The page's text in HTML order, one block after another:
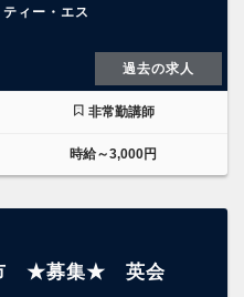
ィー・エス
過去の求人
非常勤講師
時給～3,000円
市 ★募集★ 英会